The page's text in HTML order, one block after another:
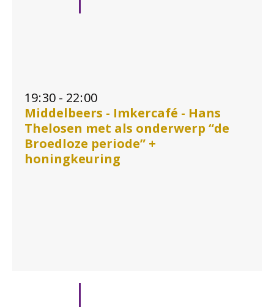
19:30 - 22:00
Middelbeers - Imkercafé - Hans
Thelosen met als onderwerp “de
Broedloze periode” +
honingkeuring